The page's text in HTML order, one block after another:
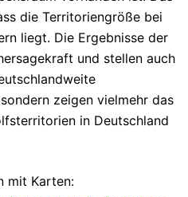
die Territoriengröße bei
liegt. Die Ergebnisse der
und stellen auch
zeigen vielmehr das
in Deutschland
mit Karten: